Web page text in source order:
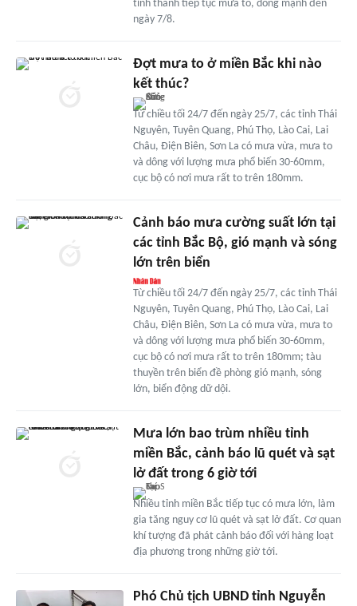
tỉnh thành tiếp tục mưa to, dông mạnh đến
ngày 7/8.
Đợt mưa to ở miền Bắc khi nào
kết thúc?
Từ chiều tối 24/7 đến ngày 25/7, các tỉnh Thái
Nguyên, Tuyên Quang, Phú Thọ, Lào Cai, Lai
Châu, Điện Biên, Sơn La có mưa vừa, mưa to
và dông với lượng mưa phổ biến 30-60mm,
cục bộ có nơi mưa rất to trên 180mm.
Cảnh báo mưa cường suất lớn tại
các tỉnh Bắc Bộ, gió mạnh và sóng
lớn trên biển
Từ chiều tối 24/7 đến ngày 25/7, các tỉnh Thái
Nguyên, Tuyên Quang, Phú Thọ, Lào Cai, Lai
Châu, Điện Biên, Sơn La có mưa vừa, mưa to
và dông với lượng mưa phổ biến 30-60mm,
cục bộ có nơi mưa rất to trên 180mm; tàu
thuyền trên biển đề phòng gió mạnh, sóng
lớn, biển động dữ dội.
Mưa lớn bao trùm nhiều tỉnh
miền Bắc, cảnh báo lũ quét và sạt
lở đất trong 6 giờ tới
Nhiều tỉnh miền Bắc tiếp tục có mưa lớn, làm
gia tăng nguy cơ lũ quét và sạt lở đất. Cơ quan
khí tượng đã phát cảnh báo đối với hàng loạt
địa phương trong những giờ tới.
Phó Chủ tịch UBND tỉnh Nguyễn